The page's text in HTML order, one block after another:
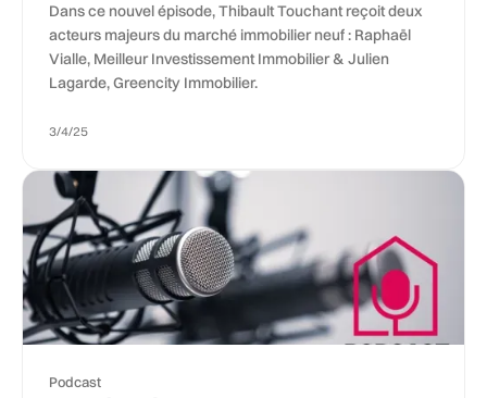
Dans ce nouvel épisode, Thibault Touchant reçoit deux
acteurs majeurs du marché immobilier neuf : Raphaël
Vialle, Meilleur Investissement Immobilier & Julien
Lagarde, Greencity Immobilier.
3/4/25
Podcast